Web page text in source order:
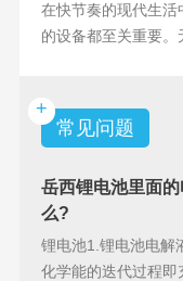
在快节奏的现代生活
的设备都至关重要
+
常见问题
岳西锂电池里面
么?
锂电池1.锂电池电解
化学能的迭代过程即